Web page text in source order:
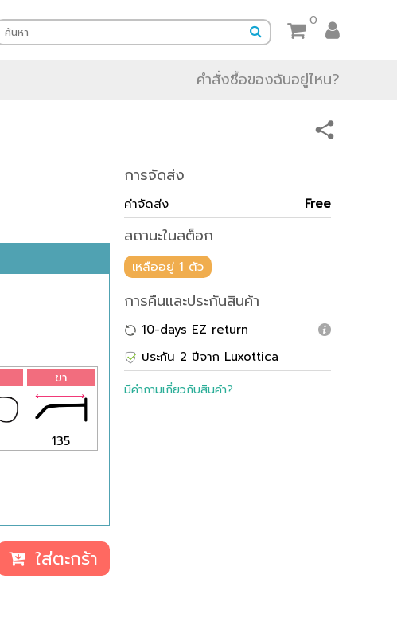
0
คำสั่งซื้อของฉันอยู่ไหน?
ขา
135
ใส่ตะกร้า
การจัดส่ง
ค่าจัดส่ง Free
สถานะในสต็อก
เหลืออยู่ 1 ตัว
การคืนและประกันสินค้า
10-days EZ return
ประกัน 2 ปีจาก Luxottica
มีคำถามเกี่ยวกับสินค้า?